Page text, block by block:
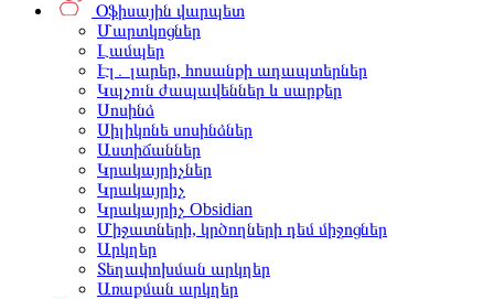
Օֆիսային վարպետ
Մարտկոցներ
Լամպեր
Էլ․ լարեր, հոսանքի ադապտերներ
Կպչուն ժապավեններ և սարքեր
Սոսինձ
Սիլիկոնե սոսինձներ
Աստիճաններ
Կրակայրիչներ
Կրակայրիչ
Կրակայրիչ Obsidian
Միջատների, կրծողների դեմ միջոցներ
Արկղեր
Տեղափոխման արկղեր
Առաքման արկղեր